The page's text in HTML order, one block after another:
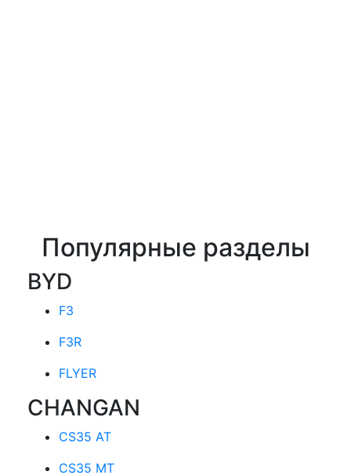
Популярные разделы
BYD
F3
F3R
FLYER
CHANGAN
CS35 AT
CS35 MT